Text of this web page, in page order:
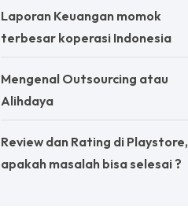
Laporan Keuangan momok
terbesar koperasi Indonesia
Mengenal Outsourcing atau
Alihdaya
Review dan Rating di Playstore,
apakah masalah bisa selesai ?